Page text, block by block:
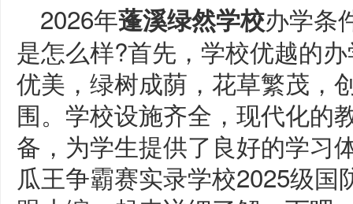
2026年蓬溪绿然学校办学条
是怎么样?首先，学校优越的
优美，绿树成荫，花草繁茂，
围。学校设施齐全，现代化的
备，为学生提供了良好的学习
瓜王争霸赛实录学校2025级